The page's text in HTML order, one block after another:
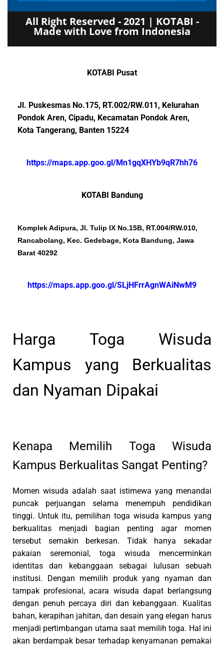
All Right Reserved - 2021 | KOTABI -
Made with Love from Indonesia
KOTABI Pusat
Jl. Puskesmas No.175, RT.002/RW.011, Kelurahan
Pondok Aren, Cipadu, Kecamatan Pondok Aren,
Kota Tangerang, Banten 15224
https://maps.app.goo.gl/Mn1gqXHYb9qR7hh76
KOTABI Bandung
Komplek Adipura, Jl. Tulip IX No.15B, RT.004/RW.010,
Rancabolang, Kec. Gedebage, Kota Bandung, Jawa
Barat 40292
https://maps.app.goo.gl/SLjHFrrAgnWAiNwM9
Harga Toga Wisuda
Kampus yang Berkualitas
dan Nyaman Dipakai
Kenapa Memilih Toga Wisuda
Kampus Berkualitas Sangat Penting?
Momen wisuda adalah saat istimewa yang menandai
puncak perjuangan selama menempuh pendidikan
tinggi. Untuk itu, pemilihan toga wisuda kampus yang
berkualitas menjadi bagian penting agar momen
tersebut semakin berkesan. Tidak hanya sekadar
pakaian seremonial, toga wisuda mencerminkan
identitas dan kebanggaan sebagai lulusan sebuah
institusi. Dengan memilih produk yang nyaman dan
tampak profesional, acara wisuda dapat berlangsung
dengan penuh percaya diri dan kebanggaan. Kualitas
bahan, kerapihan jahitan, dan desain yang elegan harus
menjadi pertimbangan utama saat memilih toga. Hal ini
akan berdampak besar terhadap kenyamanan pemakai